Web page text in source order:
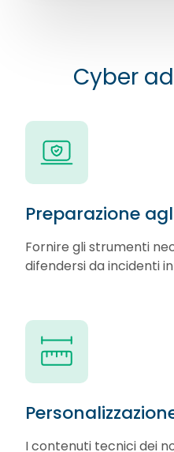
Cyber
Preparazione
Fornire gli strumenti
difendersi da incidenti
I contenuti tecnici dei